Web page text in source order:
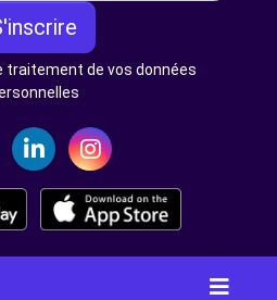
traitement de vos données